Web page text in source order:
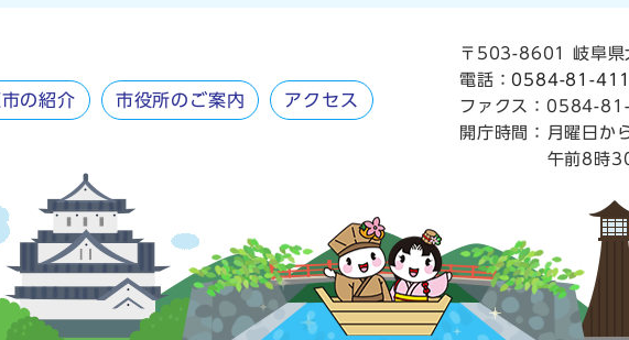
の紹介 市役所のご案内 アクセス
〒503-8601 岐阜県
電話：0584-81-
ファクス：0584-
開庁時間： 月曜日か
午前8時